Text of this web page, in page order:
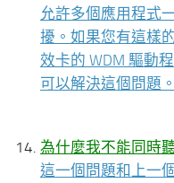
允許多個應用程式
擾。如果您有這樣
效卡的 WDM 驅動
可以解決這個問題。
為什麼我不能同時
這一個問題和上一